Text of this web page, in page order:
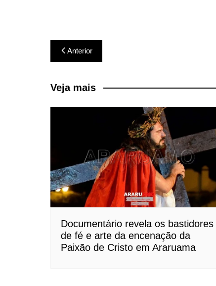
Navegação
de
Post
Anterior
Veja mais
Documentário revela os bastidores
de fé e arte da encenação da
Paixão de Cristo em Araruama